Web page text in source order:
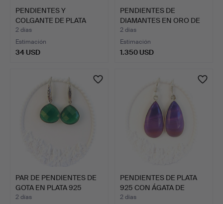
PENDIENTES Y
COLGANTE DE PLATA
CON MILLEFI…
2 días
Estimación
34 USD
PENDIENTES DE
DIAMANTES EN ORO DE
18K.
2 días
Estimación
1.350 USD
PAR DE PENDIENTES DE
GOTA EN PLATA 925
CON…
2 días
PENDIENTES DE PLATA
925 CON ÁGATA DE
BANDA…
2 días